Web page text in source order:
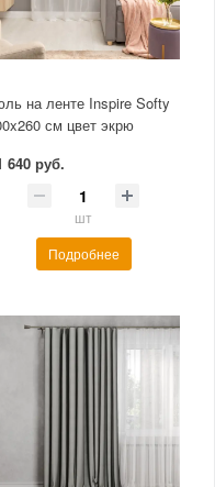
на ленте Inspire Softy
см цвет экрю
640 руб.
шт
Подробнее